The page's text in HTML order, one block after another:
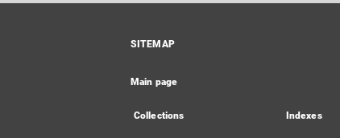
SITEMAP
Main page
Collections Indexes